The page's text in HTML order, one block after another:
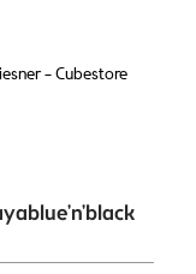
– Cubestore